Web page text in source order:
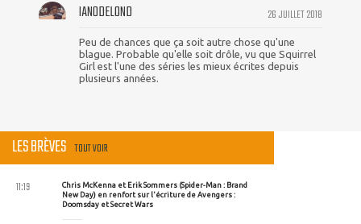
26 JUILLET 2018
IAN0DELOND
Peu de chances que ça soit autre chose qu'une
blague. Probable qu'elle soit drôle, vu que Squirrel
Girl est l'une des séries les mieux écrites depuis
plusieurs années.
LES BRÈVES TOUT VOIR
Chris McKenna et Erik Sommers (Spider-Man : Brand
New Day) en renfort sur l'écriture de Avengers :
Doomsday et Secret Wars
11:19